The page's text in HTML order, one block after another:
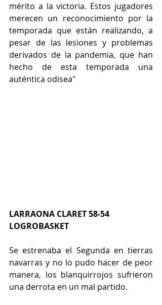
mérito a la victoria. Estos jugadores
merecen un reconocimiento por la
temporada que están realizando, a
pesar de las lesiones y problemas
derivados de la pandemia, que han
hecho de esta temporada una
auténtica odisea"
LARRAONA CLARET 58-54
LOGROBASKET
Se estrenaba el Segunda en tierras
navarras y no lo pudo hacer de peor
manera, los blanquirrojos sufrieron
una derrota en un mal partido.